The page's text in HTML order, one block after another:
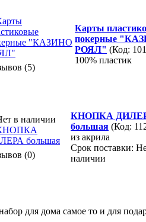
(5)
Карты
покерные
РОЯЛ" (Код:
100% пластик
(0)
КНОПКА
большая (Код:
из акрила
Срок поставки:
наличии
для дома самое то и для